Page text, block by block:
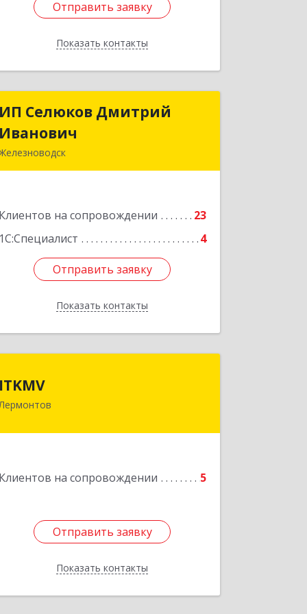
Отправить заявку
Показать контакты
Отправить заявку
Назад
ИП Селюков Дмитрий
Иванович
Клиентов на сопровождении
23
1С:Специалист
4
Отправить заявку
Показать контакты
ИП Селюков Дмитрий
Подробнее
Отправить заявку
Назад
ITKMV
Лермонтов
Клиентов на сопровождении 5
Отправить заявку
Показать контакты
Отправить заявку
Назад